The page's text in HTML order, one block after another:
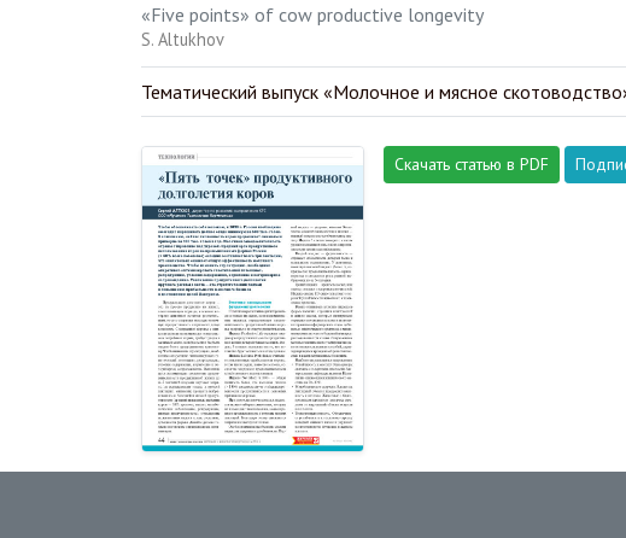
«Five points» of cow productive longevity
S. Altukhov
Тематический выпуск «Молочное и мясное
Скачать статью в PDF